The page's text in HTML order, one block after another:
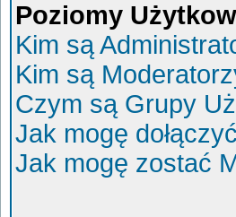
Poziomy
Kim są
Kim są
Czym są Grupy
Jak mogę
Jak mogę zostać